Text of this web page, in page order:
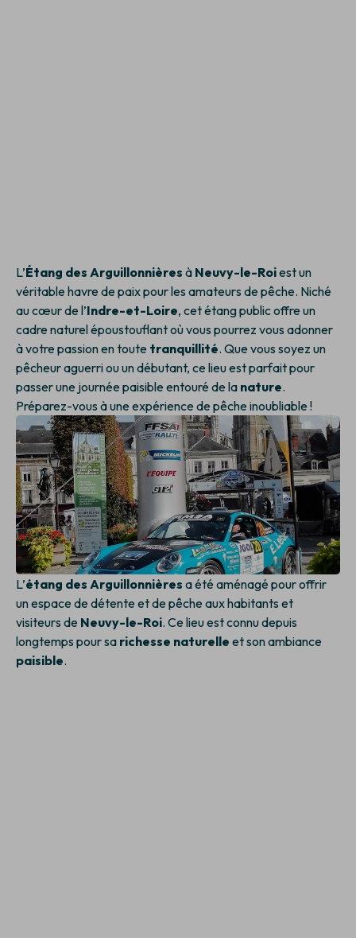
L’Étang des Arguillonnières à Neuvy-le-Roiest un
véritable havre de paix pour les amateurs de pêche. Niché
au cœur de l’Indre-et-Loire, cet étang public offre un
cadre naturel époustouflant où vous pourrez vous adonner
à votre passion en toute tranquillité. Que vous soyez un
pêcheur aguerri ou un débutant, ce lieu est parfait pour
passer une journée paisible entouré de la nature.
Préparez-vous à une expérience de pêche inoubliable !
L’étang des Arguillonnières a été aménagé pour offrir
un espace de détente et de pêche aux habitants et
visiteurs de Neuvy-le-Roi. Ce lieu est connu depuis
longtemps pour sa richesse naturelle et son ambiance
paisible.